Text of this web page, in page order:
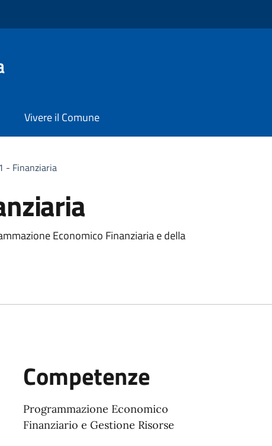
Vivere il Comune
- Finanziaria
Economico Finanziaria e della
Competenze
Programmazione Economico
Finanziario e Gestione Risorse